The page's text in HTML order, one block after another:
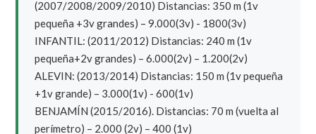
(2007/2008/2009/2010) Distancias: 350 m (1v
pequeña +3v grandes) – 9.000(3v) - 1800(3v)
INFANTIL: (2011/2012) Distancias: 240 m (1v
pequeña+2v grandes) – 6.000(2v) – 1.200(2v)
ALEVIN: (2013/2014) Distancias: 150 m (1v pequeña
+1v grande) – 3.000(1v) - 600(1v)
BENJAMÍN (2015/2016). Distancias: 70 m (vuelta al
perímetro) – 2.000 (2v) – 400 (1v)